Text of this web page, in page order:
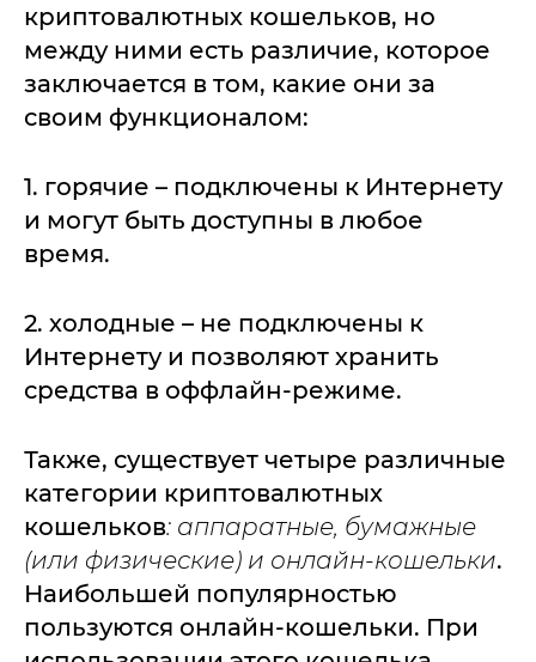
криптовалютных кошельков, но
между ними есть различие, которое
заключается в том, какие они за
своим функционалом:
1. горячие – подключены к Интернету
и могут быть доступны в любое
время.
2. холодные – не подключены к
Интернету и позволяют хранить
средства в оффлайн-режиме.
Также, существует четыре различные
категории криптовалютных
кошельков: аппаратные, бумажные
(или физические) и онлайн-кошельки.
Наибольшей популярностью
пользуются онлайн-кошельки. При